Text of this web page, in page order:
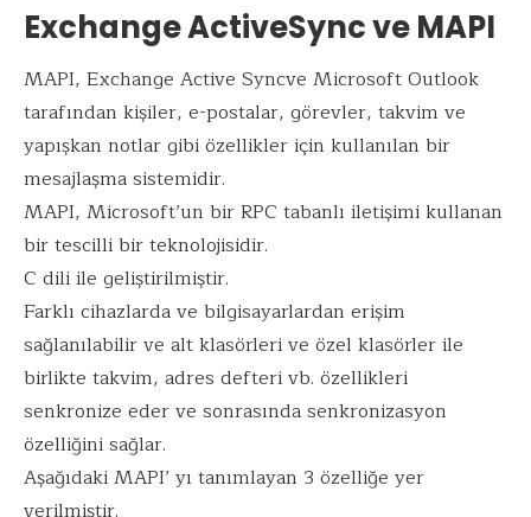
Exchange ActiveSync ve MAPI
MAPI, Exchange Active Syncve Microsoft Outlook
tarafından kişiler, e-postalar, görevler, takvim ve
yapışkan notlar gibi özellikler için kullanılan bir
mesajlaşma sistemidir.
MAPI, Microsoft’un bir RPC tabanlı iletişimi kullanan
bir tescilli bir teknolojisidir.
C dili ile geliştirilmiştir.
Farklı cihazlarda ve bilgisayarlardan erişim
sağlanılabilir ve alt klasörleri ve özel klasörler ile
birlikte takvim, adres defteri vb. özellikleri
senkronize eder ve sonrasında senkronizasyon
özelliğini sağlar.
Aşağıdaki MAPI’ yı tanımlayan 3 özelliğe yer